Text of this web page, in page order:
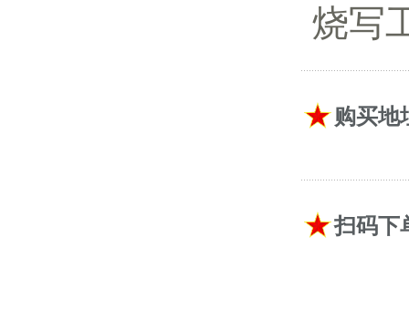
烧写
购买地
扫码下